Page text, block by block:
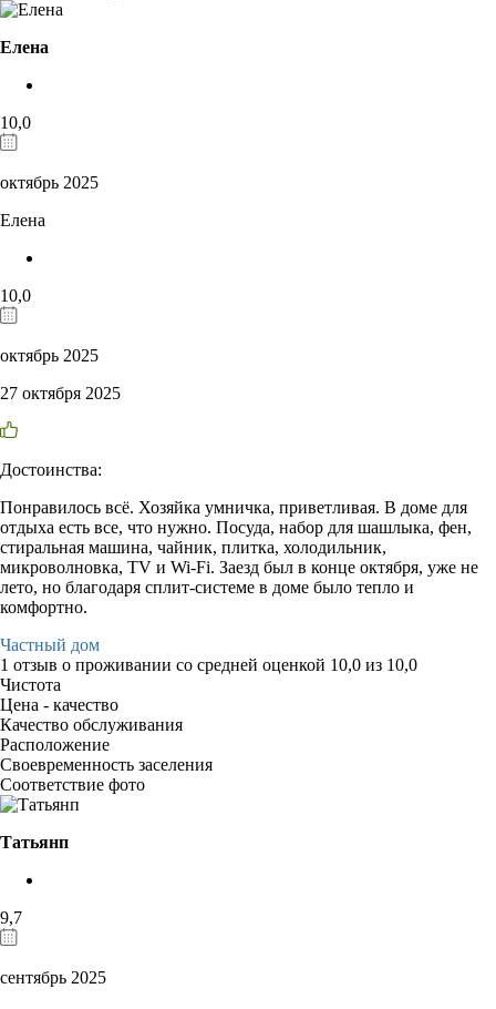
Елена
10,0
октябрь 2025
Елена
10,0
октябрь 2025
27 октября 2025
Достоинства:
Понравилось всё. Хозяйка умничка, приветливая. В доме для
отдыха есть все, что нужно. Посуда, набор для шашлыка, фен,
стиральная машина, чайник, плитка, холодильник,
микроволновка, TV и Wi-Fi. Заезд был в конце октября, уже не
лето, но благодаря сплит-системе в доме было тепло и
комфортно.
Частный дом
1 отзыв о проживании со средней оценкой 10,0 из 10,0
Чистота
Цена - качество
Качество обслуживания
Расположение
Своевременность заселения
Соответствие фото
Татьянп
9,7
сентябрь 2025